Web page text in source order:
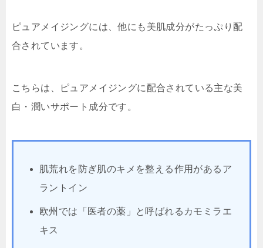
ピュアメイジングには、他にも美肌成分がたっぷり配
合されています。
こちらは、ピュアメイジングに配合されている主な美
白・潤いサポート成分です。
肌荒れを防ぎ肌のキメを整える作用があるア
ラントイン
欧州では「医者の薬」と呼ばれるカモミラエ
キス